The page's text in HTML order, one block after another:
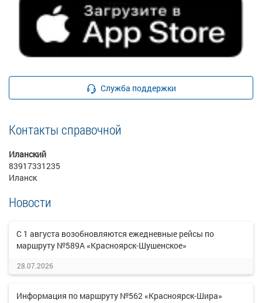
Служба поддержки
Контакты справочной
Иланский
83917331235
Иланск
Новости
С 1 августа возобновляются ежедневные рейсы по
маршруту №589А «Красноярск-Шушенское»
28.07.2026
Информация по маршруту №562 «Красноярск-Шира»